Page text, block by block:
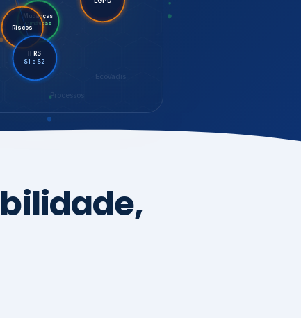
Processos
EcoVadis
Mudanças
Climáticas
Riscos
LGPD
IFRS
S1 e S2